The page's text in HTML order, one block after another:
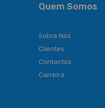
Quem Somos
Sobre Nós
Clientes
Contactos
Carreira